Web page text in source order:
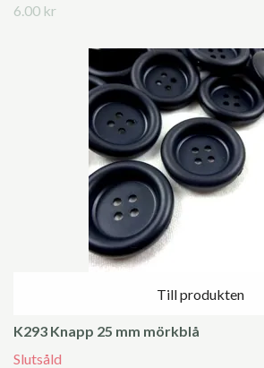
6.00 kr
Till produkten
K293 Knapp 25 mm mörkblå
Slutsåld